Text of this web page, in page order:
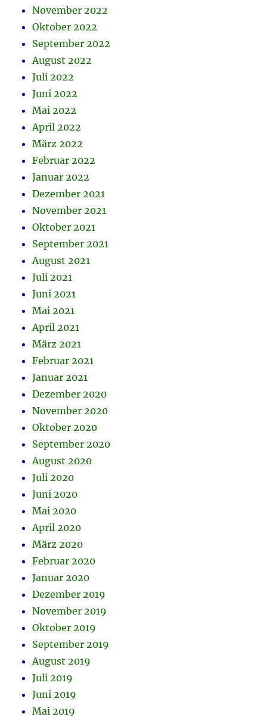
November 2022
Oktober 2022
September 2022
August 2022
Juli 2022
Juni 2022
Mai 2022
April 2022
März 2022
Februar 2022
Januar 2022
Dezember 2021
November 2021
Oktober 2021
September 2021
August 2021
Juli 2021
Juni 2021
Mai 2021
April 2021
März 2021
Februar 2021
Januar 2021
Dezember 2020
November 2020
Oktober 2020
September 2020
August 2020
Juli 2020
Juni 2020
Mai 2020
April 2020
März 2020
Februar 2020
Januar 2020
Dezember 2019
November 2019
Oktober 2019
September 2019
August 2019
Juli 2019
Juni 2019
Mai 2019